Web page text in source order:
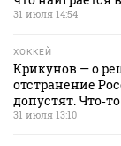
31 июля 14:54
ХОККЕЙ
Крикунов — о
отстранение
допустят.
31 июля 13:10